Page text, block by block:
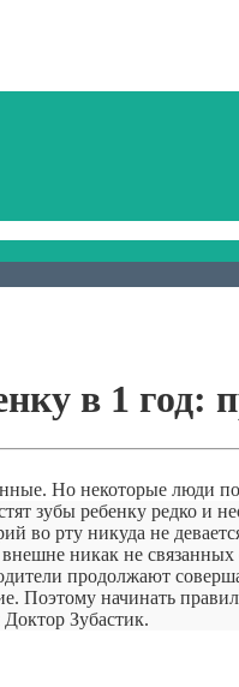
в 1 год:
Но некоторые люди
зубы ребенку редко и
во рту никуда не
никак не
продолжают
Поэтому начинать
Зубастик.